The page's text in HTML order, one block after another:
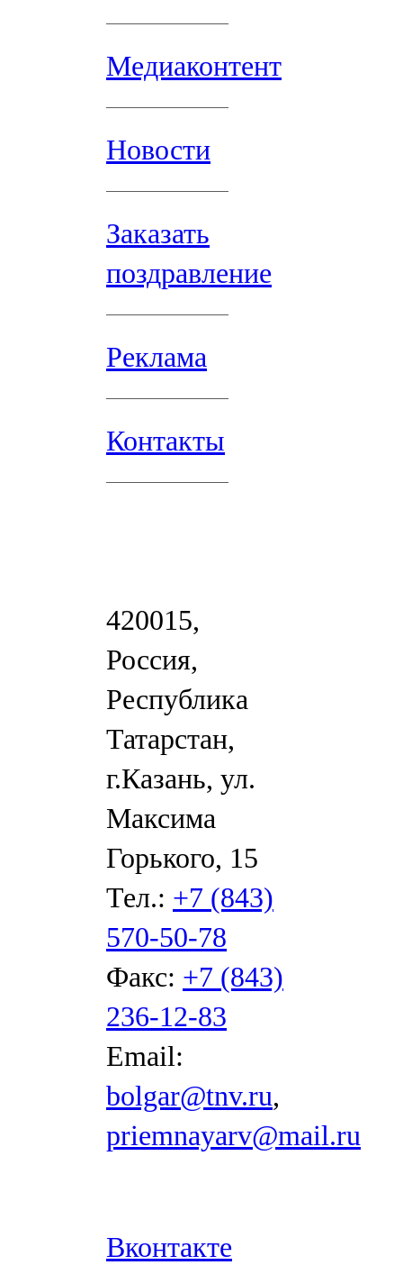
Медиаконтент
Новости
Заказать
поздравление
Реклама
Контакты
420015,
Россия,
Республика
Татарстан,
г.Казань, ул.
Максима
Горького, 15
Тел.: +7 (843)
570-50-78
Факс: +7 (843)
236-12-83
Email:
bolgar@tnv.ru,
priemnayarv@mail.ru
Вконтакте